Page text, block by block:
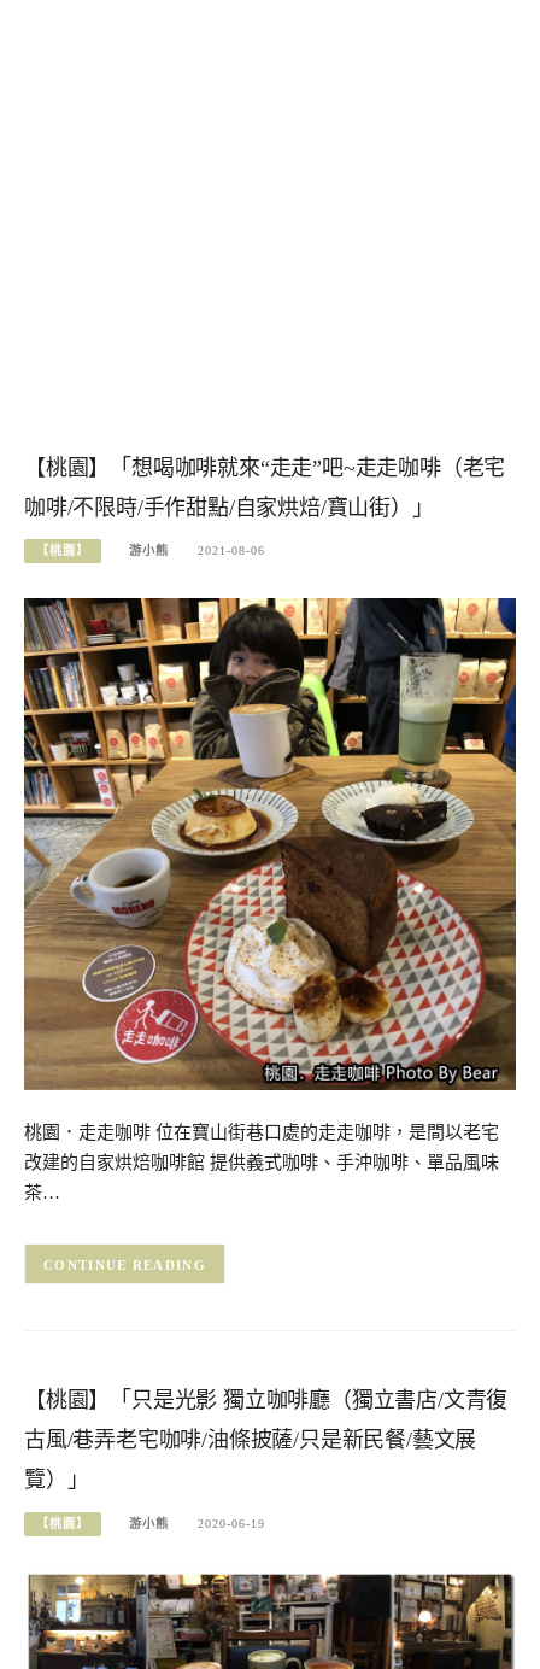
【桃園】「想喝咖啡就來“走走”吧~走走咖啡（老宅
咖啡/不限時/手作甜點/自家烘焙/寶山街）」
【桃園】 游小熊 2021-08-06
桃園．走走咖啡 位在寶山街巷口處的走走咖啡，是間以老宅
改建的自家烘焙咖啡館 提供義式咖啡、手沖咖啡、單品風味
茶…
CONTINUE READING
【桃園】「只是光影 獨立咖啡廳（獨立書店/文青復
古風/巷弄老宅咖啡/油條披薩/只是新民餐/藝文展
覽）」
【桃園】 游小熊 2020-06-19